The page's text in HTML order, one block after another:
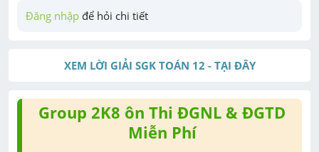
Đăng nhập để hỏi chi tiết
XEM LỜI GIẢI SGK TOÁN 12 - TẠI ĐÂY
Group 2K8 ôn Thi ĐGNL & ĐGTD
Miễn Phí